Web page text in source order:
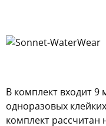
В комплект входит 9
одноразовых
комплект